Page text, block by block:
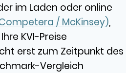
im Laden oder online
/ McKinsey),
KVI-Preise
erst zum Zeitpunkt des
Vergleich